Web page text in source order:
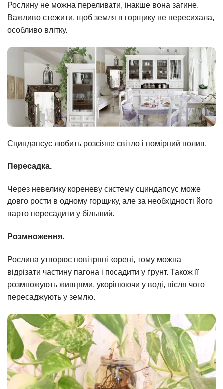
Рослину не можна переливати, інакше вона загине.
Важливо стежити, щоб земля в горщику не пересихала,
особливо влітку.
Сциндапсус любить розсіяне світло і помірний полив.
Пересадка.
Через невелику кореневу систему сциндапсус може
довго рости в одному горщику, але за необхідності його
варто пересадити у більший.
Розмноження.
Рослина утворює повітряні корені, тому можна
відрізати частину пагона і посадити у ґрунт. Також її
розмножують живцями, укорінюючи у воді, після чого
пересаджують у землю.